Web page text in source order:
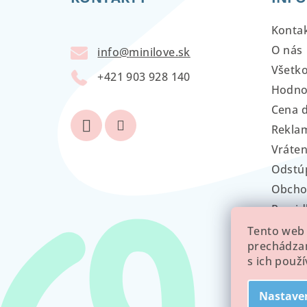
Tento
s ich
info@minilove.sk
+421 903 928 140
O nás
Cena
GDPR